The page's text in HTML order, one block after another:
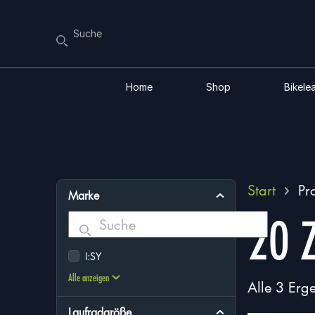
Home Shop
Start
20
Alle 3
Marke
I:SY
Alle anzeigen